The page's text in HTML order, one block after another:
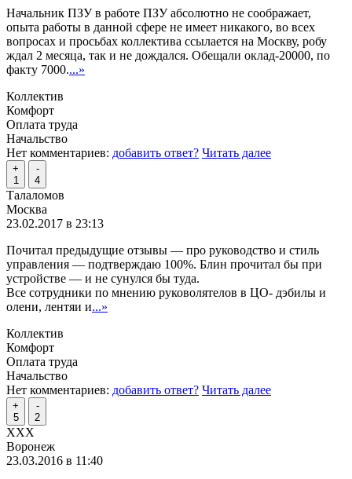
Начальник ПЗУ в работе ПЗУ абсолютно не соображает,
опыта работы в данной сфере не имеет никакого, во всех
вопросах и просьбах коллектива ссылается на Москву, робу
ждал 2 месяца, так и не дождался. Обещали оклад-20000, по
факту 7000....»
Коллектив
Комфорт
Оплата труда
Начальство
Нет комментариев: добавить ответ? Читать далее
+
1
-
4
Талаломов
Москва
23.02.2017 в 23:13
Почитал предыдущие отзывы — про руководство и стиль
управления — подтверждаю 100%. Блин прочитал бы при
устройстве — и не сунулся бы туда.
Все сотрудники по мнению руковолятелов в ЦО- дэбилы и
олени, лентяи и...»
Коллектив
Комфорт
Оплата труда
Начальство
Нет комментариев: добавить ответ? Читать далее
+
5
-
2
XXX
Воронеж
23.03.2016 в 11:40